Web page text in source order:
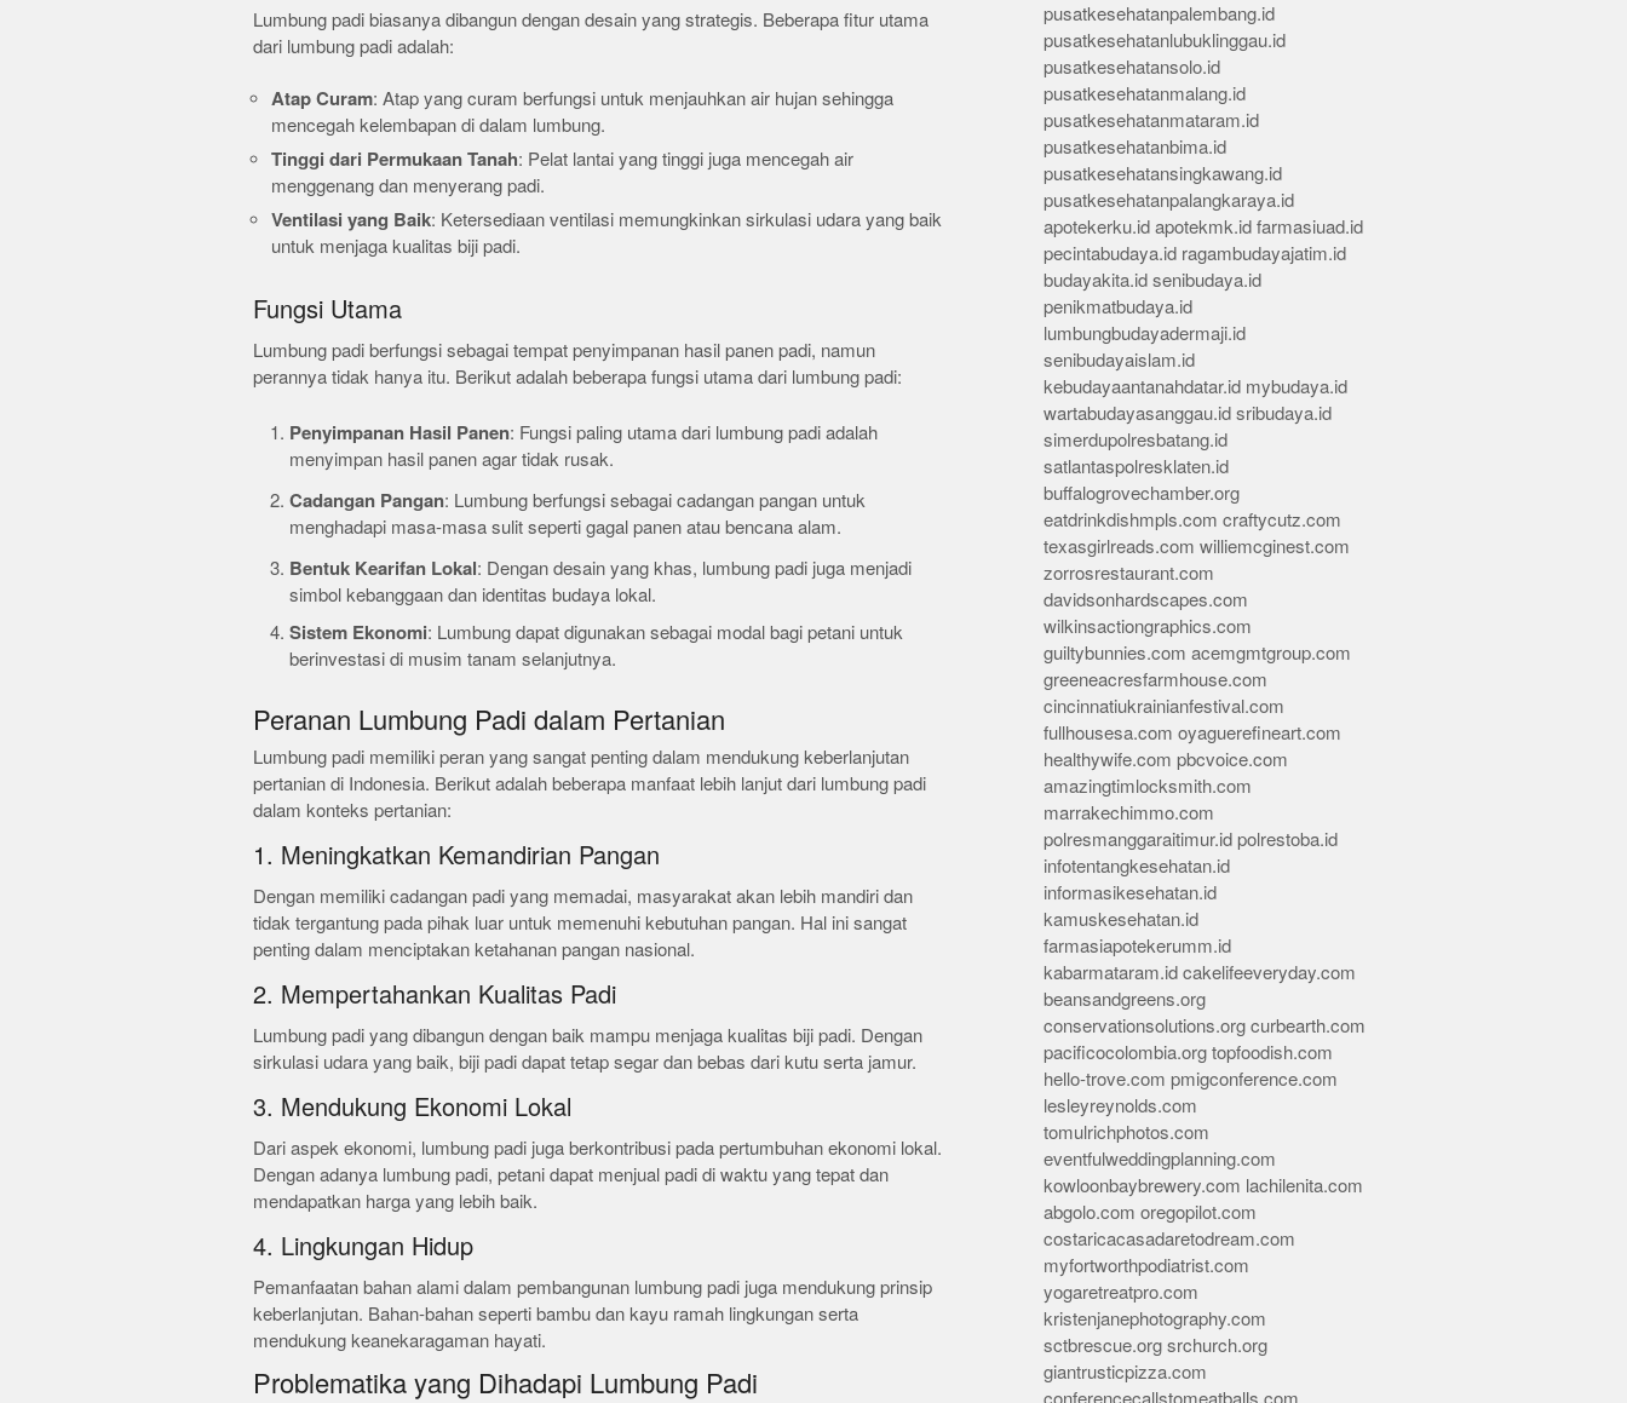
Lumbung padi biasanya dibangun dengan desain yang strategis. Beberapa fitur utama
dari lumbung padi adalah:
Atap Curam: Atap yang curam berfungsi untuk menjauhkan air hujan sehingga
mencegah kelembapan di dalam lumbung.
Tinggi dari Permukaan Tanah: Pelat lantai yang tinggi juga mencegah air
menggenang dan menyerang padi.
Ventilasi yang Baik: Ketersediaan ventilasi memungkinkan sirkulasi udara yang baik
untuk menjaga kualitas biji padi.
Fungsi Utama
Lumbung padi berfungsi sebagai tempat penyimpanan hasil panen padi, namun
perannya tidak hanya itu. Berikut adalah beberapa fungsi utama dari lumbung padi:
Penyimpanan Hasil Panen: Fungsi paling utama dari lumbung padi adalah
menyimpan hasil panen agar tidak rusak.
Cadangan Pangan: Lumbung berfungsi sebagai cadangan pangan untuk
menghadapi masa-masa sulit seperti gagal panen atau bencana alam.
Bentuk Kearifan Lokal: Dengan desain yang khas, lumbung padi juga menjadi
simbol kebanggaan dan identitas budaya lokal.
Sistem Ekonomi: Lumbung dapat digunakan sebagai modal bagi petani untuk
berinvestasi di musim tanam selanjutnya.
Peranan Lumbung Padi dalam Pertanian
Lumbung padi memiliki peran yang sangat penting dalam mendukung keberlanjutan
pertanian di Indonesia. Berikut adalah beberapa manfaat lebih lanjut dari lumbung padi
dalam konteks pertanian:
1. Meningkatkan Kemandirian Pangan
Dengan memiliki cadangan padi yang memadai, masyarakat akan lebih mandiri dan
tidak tergantung pada pihak luar untuk memenuhi kebutuhan pangan. Hal ini sangat
penting dalam menciptakan ketahanan pangan nasional.
2. Mempertahankan Kualitas Padi
Lumbung padi yang dibangun dengan baik mampu menjaga kualitas biji padi. Dengan
sirkulasi udara yang baik, biji padi dapat tetap segar dan bebas dari kutu serta jamur.
3. Mendukung Ekonomi Lokal
Dari aspek ekonomi, lumbung padi juga berkontribusi pada pertumbuhan ekonomi lokal.
Dengan adanya lumbung padi, petani dapat menjual padi di waktu yang tepat dan
mendapatkan harga yang lebih baik.
4. Lingkungan Hidup
Pemanfaatan bahan alami dalam pembangunan lumbung padi juga mendukung prinsip
keberlanjutan. Bahan-bahan seperti bambu dan kayu ramah lingkungan serta
mendukung keanekaragaman hayati.
Problematika yang Dihadapi Lumbung Padi
pusatkesehatanpalembang.id
pusatkesehatanlubuklinggau.id
pusatkesehatansolo.id
pusatkesehatanmalang.id
pusatkesehatanmataram.id
pusatkesehatanbima.id
pusatkesehatansingkawang.id
pusatkesehatanpalangkaraya.id
apotekerku.id apotekmk.id farmasiuad.id
pecintabudaya.id ragambudayajatim.id
budayakita.id senibudaya.id
penikmatbudaya.id
lumbungbudayadermaji.id
senibudayaislam.id
kebudayaantanahdatar.id mybudaya.id
wartabudayasanggau.id sribudaya.id
simerdupolresbatang.id
satlantaspolresklaten.id
buffalogrovechamber.org
eatdrinkdishmpls.com craftycutz.com
texasgirlreads.com williemcginest.com
zorrosrestaurant.com
davidsonhardscapes.com
wilkinsactiongraphics.com
guiltybunnies.com acemgmtgroup.com
greeneacresfarmhouse.com
cincinnatiukrainianfestival.com
fullhousesa.com oyaguerefineart.com
healthywife.com pbcvoice.com
amazingtimlocksmith.com
marrakechimmo.com
polresmanggaraitimur.id polrestoba.id
infotentangkesehatan.id
informasikesehatan.id
kamuskesehatan.id
farmasiapotekerumm.id
kabarmataram.id cakelifeeveryday.com
beansandgreens.org
conservationsolutions.org curbearth.com
pacificocolombia.org topfoodish.com
hello-trove.com pmigconference.com
lesleyreynolds.com
tomulrichphotos.com
eventfulweddingplanning.com
kowloonbaybrewery.com lachilenita.com
abgolo.com oregopilot.com
costaricacasadaretodream.com
myfortworthpodiatrist.com
yogaretreatpro.com
kristenjanephotography.com
sctbrescue.org srchurch.org
giantrusticpizza.com